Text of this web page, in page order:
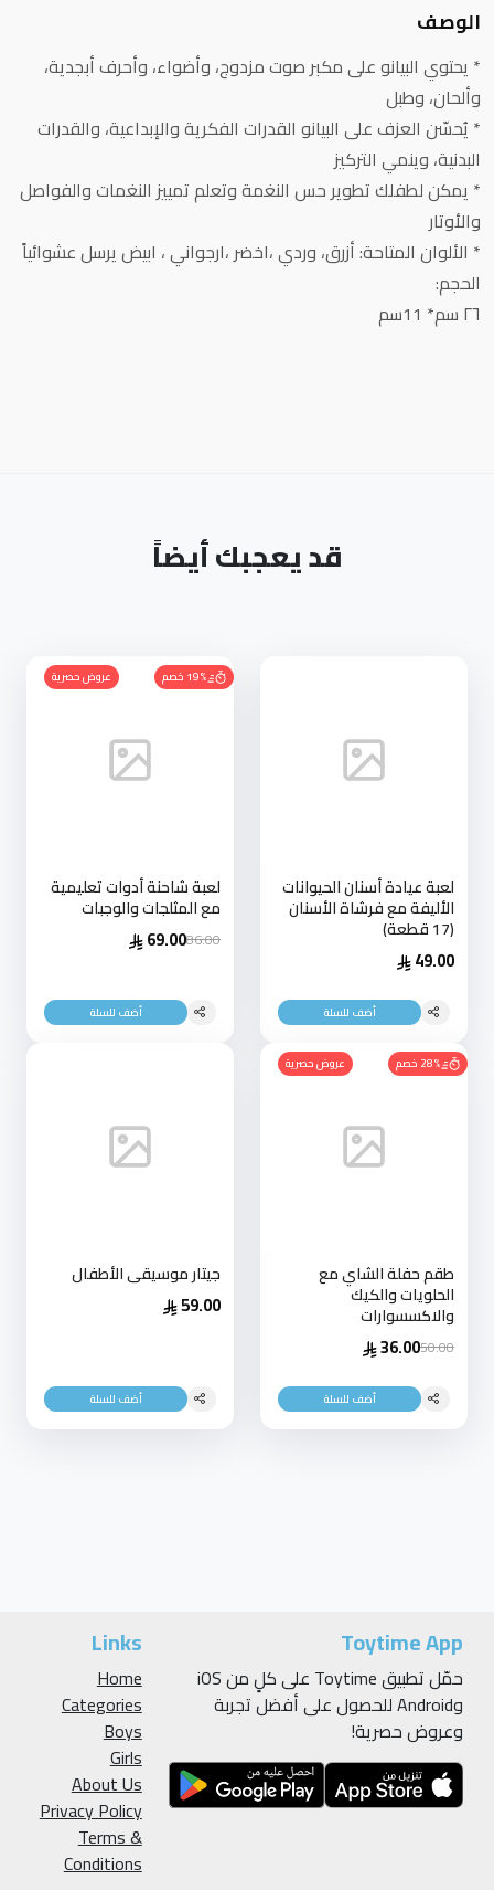
الوصف
* يحتوي البيانو على مكبر صوت مزدوج، وأضواء، وأحرف أبجدية،
وألحان، وطبل
* يُحسّن العزف على البيانو القدرات الفكرية والإبداعية، والقدرات
البدنية، وينمي التركيز
* يمكن لطفلك تطوير حس النغمة وتعلم تمييز النغمات والفواصل
والأوتار
* الألوان المتاحة: أزرق، وردي ،اخضر ،ارجواني ، ابيض يرسل عشوائياً
الحجم:
٢٦ سم* 11سم
قد يعجبك أيضاً
لعبة عيادة أسنان الحيوانات
الأليفة مع فرشاة الأسنان
(17 قطعة)
49.00
أضف للسلة
19% خصم عروض حصرية
لعبة شاحنة أدوات تعليمية
مع المثلجات والوجبات
86.00
69.00
أضف للسلة
28% خصم عروض حصرية
طقم حفلة الشاي مع
الحلويات والكيك
والاكسسوارات
50.00
36.00
أضف للسلة
جيتار موسيقى الأطفال
59.00
أضف للسلة
Toytime App
حمّل تطبيق Toytime على كلٍ من iOS
وAndroid للحصول على أفضل تجربة
وعروض حصرية!
Links
Home
Categories
Boys
Girls
About Us
Privacy Policy
Terms &
Conditions